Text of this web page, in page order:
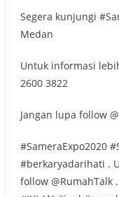
Segera kunjungi
Medan
Untuk informasi
2600 3822
Jangan lupa follow
#SameraExpo2020
#berkaryadarihati .
follow @RumahTalk